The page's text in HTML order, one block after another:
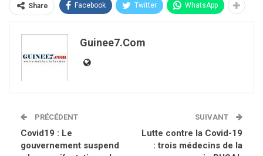
Share Facebook Twitter WhatsApp
Guinee7.com
PRÉCÉDENT
Covid19 : Le
gouvernement suspend
SUIVANT
Lutte contre la Covid-19
: trois médecins de la